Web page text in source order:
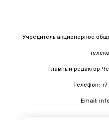
Учредитель акционерное
Главный редактор
Телефон: +7
Email: